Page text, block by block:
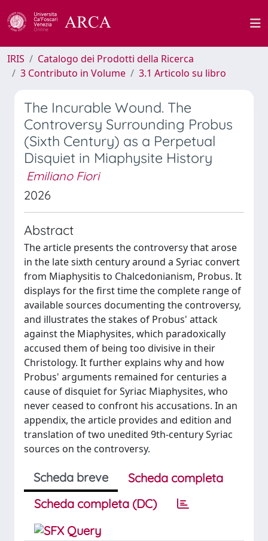
IRIS
Catalogo dei Prodotti della Ricerca
3 Contributo in Volume
3.1 Articolo su libro
The Incurable Wound. The
Controversy Surrounding Probus
(Sixth Century) as a Perpetual
Disquiet in Miaphysite History
Emiliano Fiori
2026
Abstract
The article presents the controversy that arose
in the late sixth century around a Syriac convert
from Miaphysitis to Chalcedonianism, Probus. It
displays for the first time the complete range of
available sources documenting the controversy,
and illustrates the stakes of Probus' attack
against the Miaphysites, which paradoxically
accused them of being too divisive in their
Christology. It further explains why and how
Probus' arguments remained for centuries a
cause of disquiet for Syriac Miaphysites, who
never ceased to confront his accusations. In an
appendix, the article provides and edition and
translation of two unedited 9th-century Syriac
sources on the controversy.
Scheda breve
Scheda completa
Scheda completa (DC)